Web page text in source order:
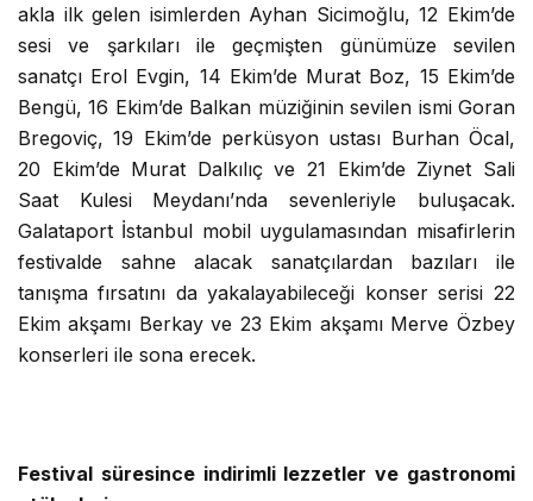
akla ilk gelen isimlerden Ayhan Sicimoğlu, 12 Ekim’de
sesi ve şarkıları ile geçmişten günümüze sevilen
sanatçı Erol Evgin, 14 Ekim’de Murat Boz, 15 Ekim’de
Bengü, 16 Ekim’de Balkan müziğinin sevilen ismi Goran
Bregoviç, 19 Ekim’de perküsyon ustası Burhan Öcal,
20 Ekim’de Murat Dalkılıç ve 21 Ekim’de Ziynet Sali
Saat Kulesi Meydanı’nda sevenleriyle buluşacak.
Galataport İstanbul mobil uygulamasından misafirlerin
festivalde sahne alacak sanatçılardan bazıları ile
tanışma fırsatını da yakalayabileceği konser serisi 22
Ekim akşamı Berkay ve 23 Ekim akşamı Merve Özbey
konserleri ile sona erecek.
Festival süresince indirimli lezzetler ve gastronomi